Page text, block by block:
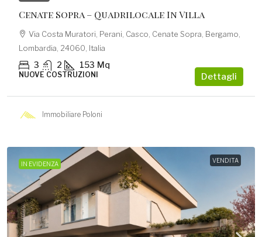
Cenate Sopra – Quadrilocale In Villa
Via Costa Muratori, Perani, Casco, Cenate Sopra, Bergamo,
Lombardia, 24060, Italia
3 2 153 Mq
NUOVE COSTRUZIONI Dettagli
Immobiliare Poloni
IN EVIDENZA VENDITA